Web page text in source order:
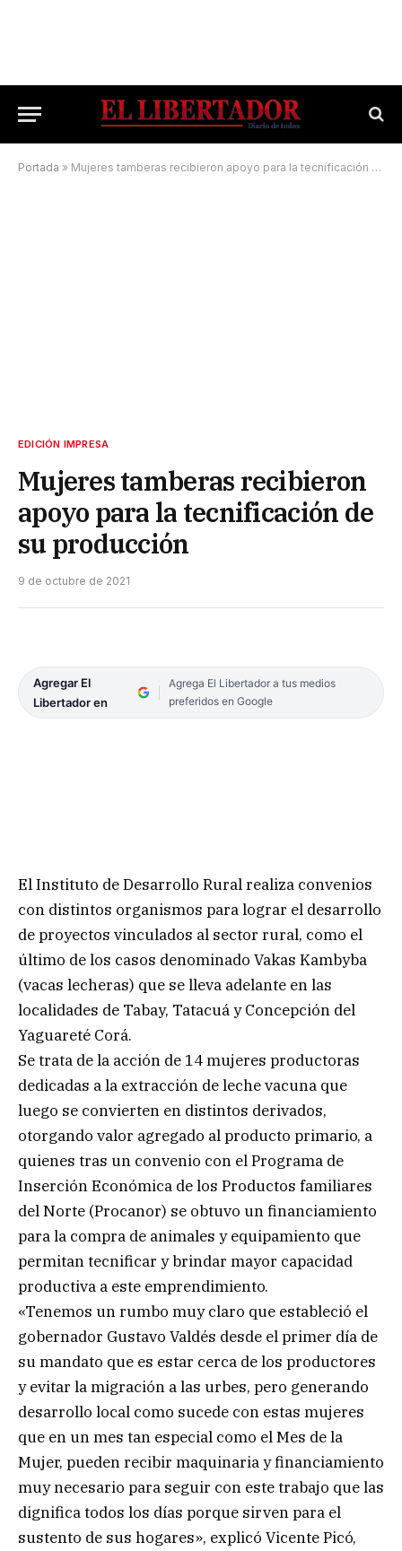
Portada » Mujeres tamberas recibieron apoyo para la tecnificación de su producción
EDICIÓN IMPRESA
Mujeres tamberas recibieron
apoyo para la tecnificación de
su producción
9 de octubre de 2021
Agregar El
Libertador en
Agrega El Libertador a tus medios
preferidos en Google
El Instituto de Desarrollo Rural realiza convenios
con distintos organismos para lograr el desarrollo
de proyectos vinculados al sector rural, como el
último de los casos denominado Vakas Kambyba
(vacas lecheras) que se lleva adelante en las
localidades de Tabay, Tatacuá y Concepción del
Yaguareté Corá.
Se trata de la acción de 14 mujeres productoras
dedicadas a la extracción de leche vacuna que
luego se convierten en distintos derivados,
otorgando valor agregado al producto primario, a
quienes tras un convenio con el Programa de
Inserción Económica de los Productos familiares
del Norte (Procanor) se obtuvo un financiamiento
para la compra de animales y equipamiento que
permitan tecnificar y brindar mayor capacidad
productiva a este emprendimiento.
«Tenemos un rumbo muy claro que estableció el
gobernador Gustavo Valdés desde el primer día de
su mandato que es estar cerca de los productores
y evitar la migración a las urbes, pero generando
desarrollo local como sucede con estas mujeres
que en un mes tan especial como el Mes de la
Mujer, pueden recibir maquinaria y financiamiento
muy necesario para seguir con este trabajo que las
dignifica todos los días porque sirven para el
sustento de sus hogares», explicó Vicente Picó,